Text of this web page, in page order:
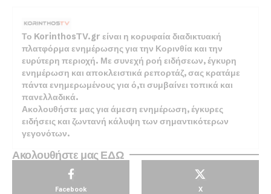
Το KorinthosTV.gr είναι η κορυφαία διαδικτυακή
πλατφόρμα ενημέρωσης για την Κορινθία και την
ευρύτερη περιοχή. Με συνεχή ροή ειδήσεων, έγκυρη
ενημέρωση και αποκλειστικά ρεπορτάζ, σας κρατάμε
πάντα ενημερωμένους για ό,τι συμβαίνει τοπικά και
πανελλαδικά.
Ακολουθήστε μας για άμεση ενημέρωση, έγκυρες
ειδήσεις και ζωντανή κάλυψη των σημαντικότερων
γεγονότων.
Ακολουθήστε μας ΕΔΩ
Facebook X